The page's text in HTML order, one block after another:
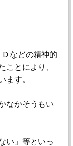
などの精神的
ことにより、
ます。
なかそうもい
い」等といっ